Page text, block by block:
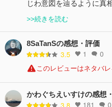
じわ意図を辿るように真
>>続きを読む
8SaTanSの感想・評価
3.5 1 0
このレビューはネタバ
かわぐちえいすけの感想
181 0